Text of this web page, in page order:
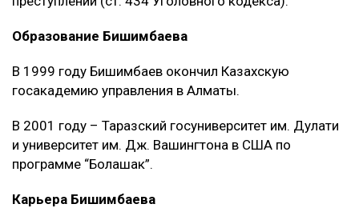
Образование Бишимбаева
В 1999 году Бишимбаев окончил Казахскую
госакадемию управления в Алматы.
В 2001 году – Таразский госуниверситет им. Дулати
и университет им. Дж. Вашингтона в США по
программе “Болашак”.
Карьера Бишимбаева